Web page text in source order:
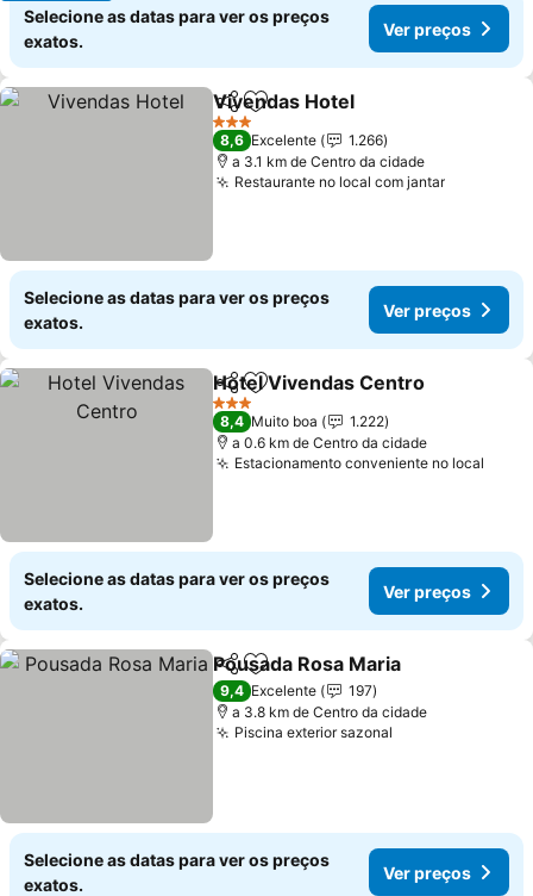
Selecione as datas para ver os preços
exatos.
Ver preços
PartilharAdicionar aos favoritos
Vivendas Hotel
3 Estrelas
8,6 Excelente
1.266
a 3.1 km de Centro da cidade
Restaurante no local com jantar
Selecione as datas para ver os preços
exatos.
Ver preços
PartilharAdicionar aos favoritos
Hotel Vivendas Centro
3 Estrelas
8,4 Muito boa
1.222
a 0.6 km de Centro da cidade
Estacionamento conveniente no local
Selecione as datas para ver os preços
exatos.
Ver preços
PartilharAdicionar aos favoritos
Pousada Rosa Maria
9,4 Excelente
197
a 3.8 km de Centro da cidade
Piscina exterior sazonal
Selecione as datas para ver os preços
exatos.
Ver preços